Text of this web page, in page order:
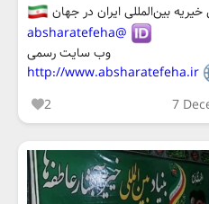
خیریه بین‌المللی ایران در جهان
@absharatefeha
وب سایت رسمی
http://www.absharatefeha.ir
2
7